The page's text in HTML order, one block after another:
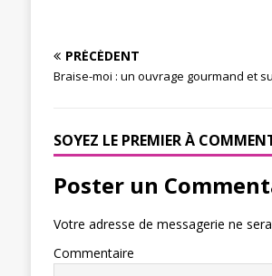
PRÉCÉDENT
Braise-moi : un ouvrage gourmand et
SOYEZ LE PREMIER À
Poster un
Votre adresse de messagerie ne
Commentaire